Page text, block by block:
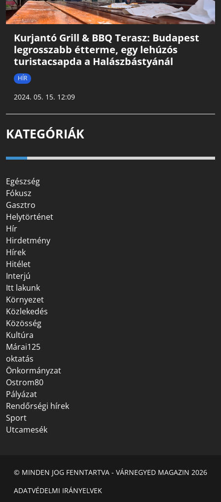
Kurjantó Grill & BBQ Terasz: Budapest
legrosszabb étterme, egy lehúzós
turistacsapda a Halászbástyánál
HÍR
2024. 05. 15. 12:09
KATEGÓRIÁK
Egészség
Fókusz
Gasztro
Helytörténet
Hír
Hirdetmény
Hírek
Hitélet
Interjú
Itt lakunk
Környezet
Közlekedés
Közösség
Kultúra
Márai125
oktatás
Önkormányzat
Ostrom80
Pályázat
Rendőrségi hírek
Sport
Utcamesék
© MINDEN JOG FENNTARTVA - VÁRNEGYED MAGAZIN 2026
ADATVÉDELMI IRÁNYELVEK